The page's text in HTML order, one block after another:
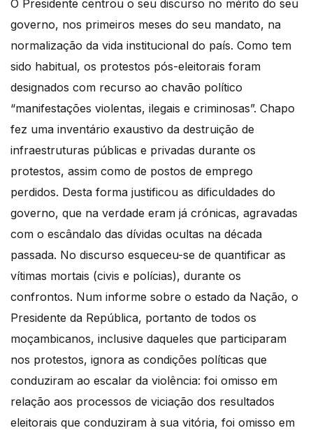
O Presidente centrou o seu discurso no mérito do seu
governo, nos primeiros meses do seu mandato, na
normalização da vida institucional do país. Como tem
sido habitual, os protestos pós-eleitorais foram
designados com recurso ao chavão político
“manifestações violentas, ilegais e criminosas”. Chapo
fez uma inventário exaustivo da destruição de
infraestruturas públicas e privadas durante os
protestos, assim como de postos de emprego
perdidos. Desta forma justificou as dificuldades do
governo, que na verdade eram já crónicas, agravadas
com o escândalo das dívidas ocultas na década
passada. No discurso esqueceu-se de quantificar as
vítimas mortais (civis e polícias), durante os
confrontos. Num informe sobre o estado da Nação, o
Presidente da República, portanto de todos os
moçambicanos, inclusive daqueles que participaram
nos protestos, ignora as condições políticas que
conduziram ao escalar da violência: foi omisso em
relação aos processos de viciação dos resultados
eleitorais que conduziram à sua vitória, foi omisso em